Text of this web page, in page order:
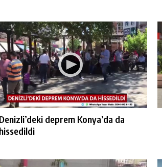
Denizli’deki deprem Konya’da da
hissedildi